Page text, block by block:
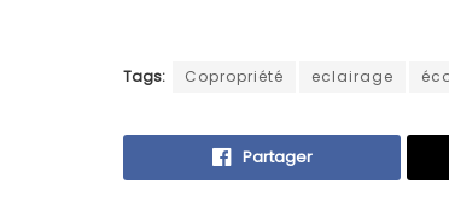
Tags: Copropriété eclairage
Partager